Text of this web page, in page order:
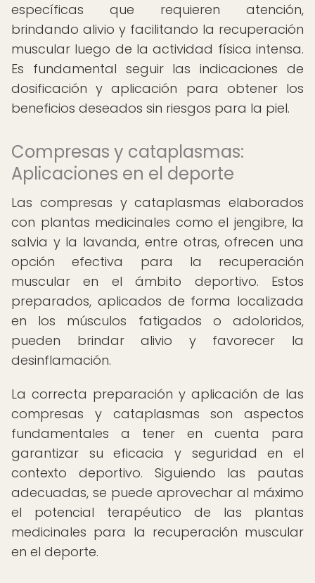
específicas que requieren atención,
brindando alivio y facilitando la recuperación
muscular luego de la actividad física intensa.
Es fundamental seguir las indicaciones de
dosificación y aplicación para obtener los
beneficios deseados sin riesgos para la piel.
Compresas y cataplasmas:
Aplicaciones en el deporte
Las compresas y cataplasmas elaborados
con plantas medicinales como el jengibre, la
salvia y la lavanda, entre otras, ofrecen una
opción efectiva para la recuperación
muscular en el ámbito deportivo. Estos
preparados, aplicados de forma localizada
en los músculos fatigados o adoloridos,
pueden brindar alivio y favorecer la
desinflamación.
La correcta preparación y aplicación de las
compresas y cataplasmas son aspectos
fundamentales a tener en cuenta para
garantizar su eficacia y seguridad en el
contexto deportivo. Siguiendo las pautas
adecuadas, se puede aprovechar al máximo
el potencial terapéutico de las plantas
medicinales para la recuperación muscular
en el deporte.